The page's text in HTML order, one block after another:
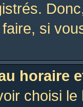
si
horaire
choisi